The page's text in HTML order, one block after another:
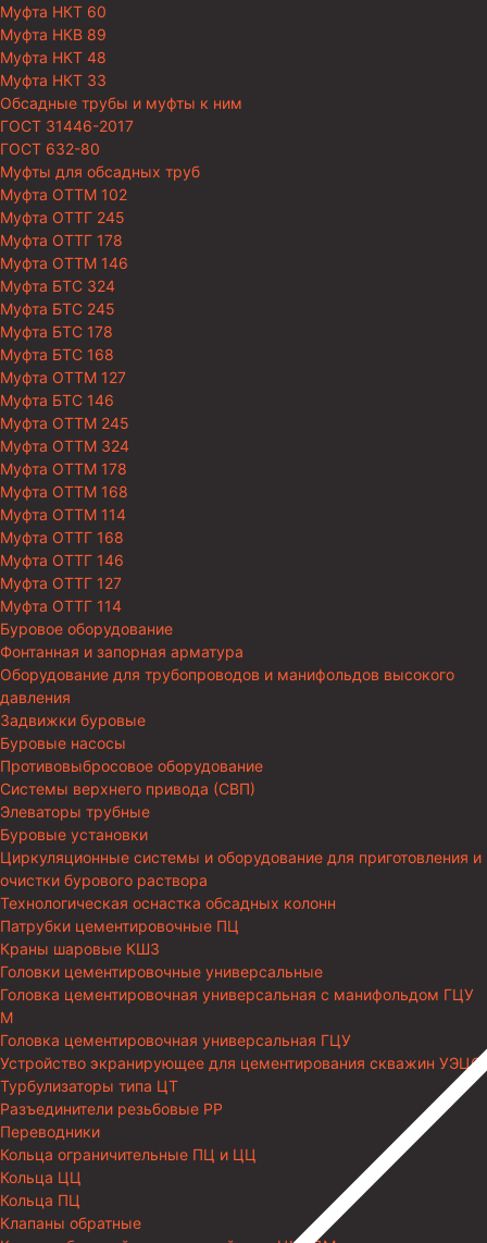
Муфта НКТ 60
Муфта НКВ 89
Муфта НКТ 48
Муфта НКТ 33
Обсадные трубы и муфты к ним
ГОСТ 31446-2017
ГОСТ 632-80
Муфты для обсадных труб
Муфта ОТТМ 102
Муфта ОТТГ 245
Муфта ОТТГ 178
Муфта ОТТМ 146
Муфта БТС 324
Муфта БТС 245
Муфта БТС 178
Муфта БТС 168
Муфта ОТТМ 127
Муфта БТС 146
Муфта ОТТМ 245
Муфта ОТТМ 324
Муфта ОТТМ 178
Муфта ОТТМ 168
Муфта ОТТМ 114
Муфта ОТТГ 168
Муфта ОТТГ 146
Муфта ОТТГ 127
Муфта ОТТГ 114
Буровое оборудование
Фонтанная и запорная арматура
Оборудование для трубопроводов и манифольдов высокого
давления
Задвижки буровые
Буровые насосы
Противовыбросовое оборудование
Системы верхнего привода (СВП)
Элеваторы трубные
Буровые установки
Циркуляционные системы и оборудование для приготовления и
очистки бурового раствора
Технологическая оснастка обсадных колонн
Патрубки цементировочные ПЦ
Краны шаровые КШЗ
Головки цементировочные универсальные
Головка цементировочная универсальная с манифольдом ГЦУ
М
Головка цементировочная универсальная ГЦУ
Устройство экранирующее для цементирования скважин УЭЦС
Турбулизаторы типа ЦТ
Разъединители резьбовые РР
Переводники
Кольца ограничительные ПЦ и ЦЦ
Кольца ЦЦ
Кольца ПЦ
Клапаны обратные